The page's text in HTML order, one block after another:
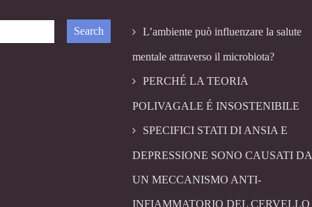
L’ambiente può influenzare la salute
mentale attraverso il microbiota?
PERCHÉ LA TEORIA
POLIVAGALE É INSOSTENIBILE
SPECIFICI STATI DI ANSIA E
DEPRESSIONE SONO CAUSATI DA
UN MECCANISMO ANTI-
INFIAMMATORIO DEL CERVELLO